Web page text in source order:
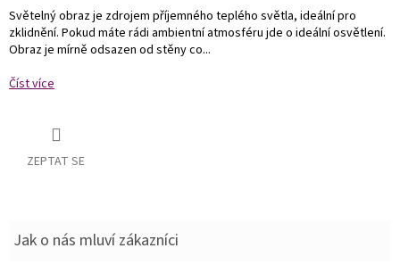
Světelný obraz je zdrojem příjemného teplého světla, ideální pro
zklidnění. Pokud máte rádi ambientní atmosféru jde o ideální osvětlení.
Obraz je mírně odsazen od stěny co...
Číst více
ZEPTAT SE
Jak o nás mluví zákazníci